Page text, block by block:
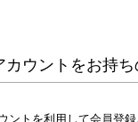
カウントをお持ち
ントを利用して会員登録